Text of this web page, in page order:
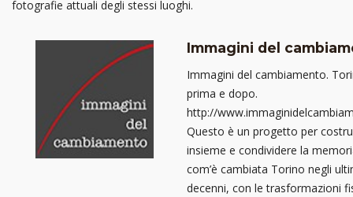
fotografie attuali degli stessi luoghi.
Immagini del
Immagini del cambiamento.
prima e dopo.
http://
Questo è un progetto per
insieme e condividere la
com’è cambiata Torino negli
decenni, con le trasformazioni